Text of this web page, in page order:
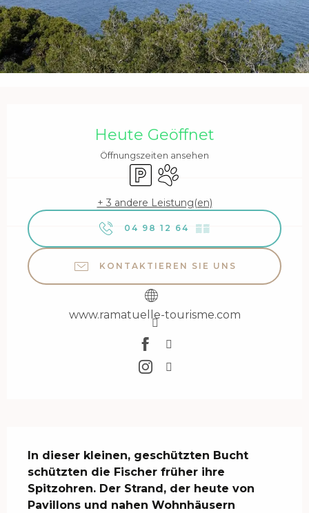
Heute Geöffnet
Öffnungszeiten ansehen
ParkplatzTiere erlaubt
+ 3 andere Leistung(en)
04 98 12 64 ▒▒
KONTAKTIEREN SIE UNS
www.ramatuelle-tourisme.com
In dieser kleinen, geschützten Bucht
schützten die Fischer früher ihre
Spitzohren. Der Strand, der heute von
Pavillons und nahen Wohnhäusern